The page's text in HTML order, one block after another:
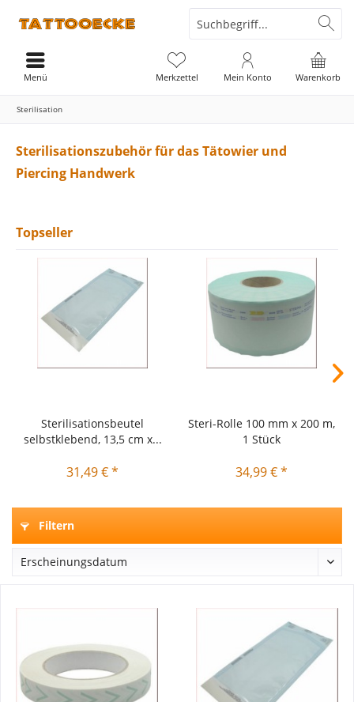
Warenkorb
Merkzettel Mein Konto
Menü
Sterilisation
Sterilisationszubehör für das Tätowier und
Piercing Handwerk
Topseller
Sterilisationsbeutel
selbstklebend, 13,5 cm x...
31,49 € *
Steri-Rolle 100 mm x 200 m,
1 Stück
34,99 € *
Filtern